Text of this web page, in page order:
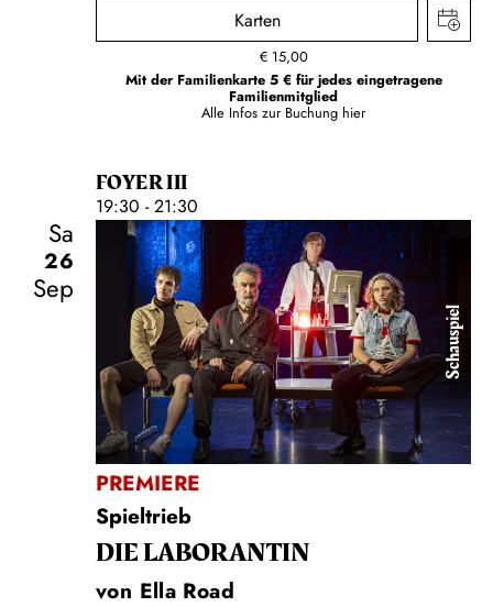
Karten
€ 15,00
Mit der Familienkarte 5 € für jedes eingetragene
Familienmitglied
Alle Infos zur Buchung hier
FOYER III
19:30 - 21:30
Sa
26
Sep
Schauspiel
PREMIERE
Spieltrieb
DIE LA­BO­RAN­TIN
von Ella Road